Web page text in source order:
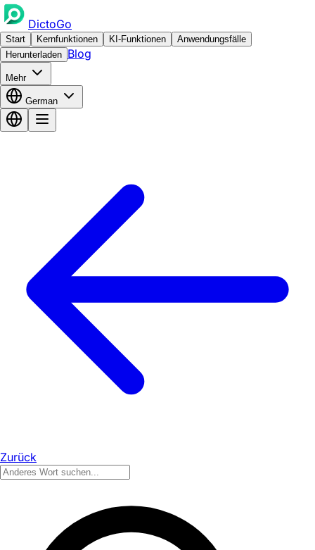
DictoGo
Start Kernfunktionen KI-Funktionen
Anwendungsfälle
Herunterladen Blog
Mehr
German
Zurück